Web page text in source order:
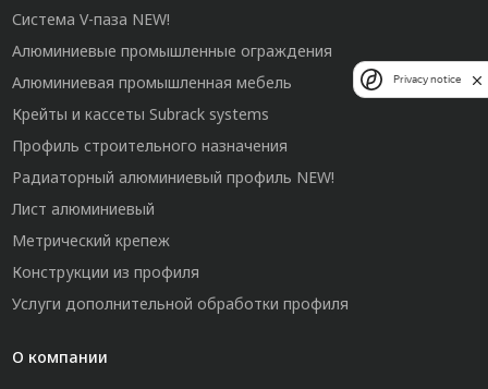
Система V-паза NEW!
Алюминиевые промышленные ограждения
Алюминиевая промышленная мебель
Крейты и кассеты Subrack systems
Профиль строительного назначения
Радиаторный алюминиевый профиль NEW!
Лист алюминиевый
Метрический крепеж
Конструкции из профиля
Услуги дополнительной обработки профиля
О компании
Privacy notice